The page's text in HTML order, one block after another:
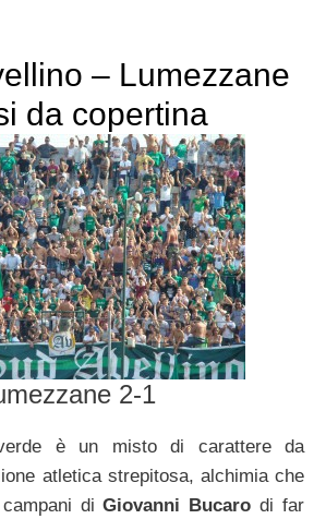
– Lumezzane
da copertina
2-1
è un misto di carattere da
atletica strepitosa, alchimia che
campani diGiovanni Bucaro di far